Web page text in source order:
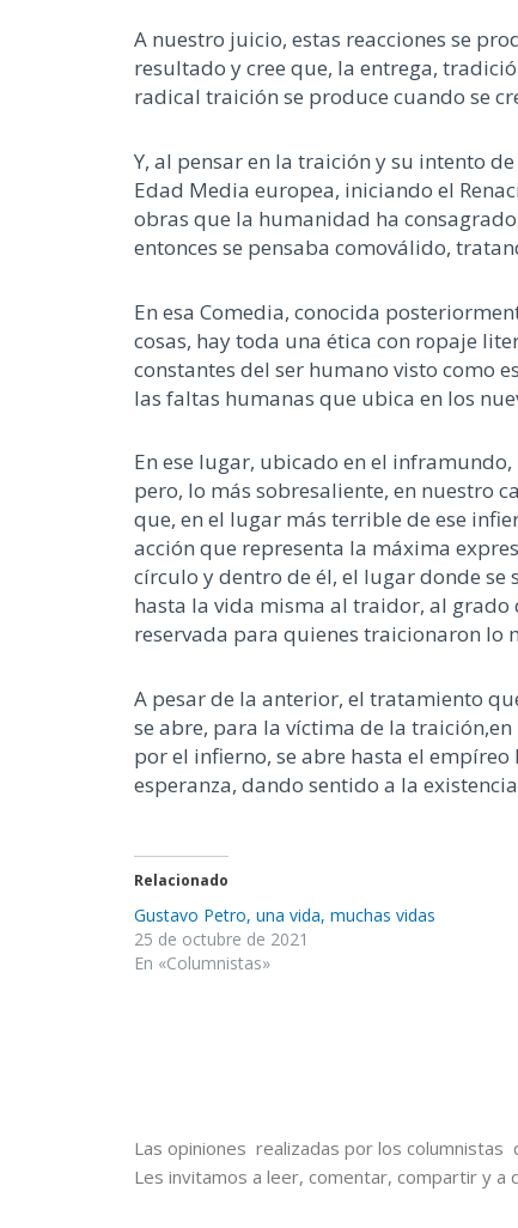
A nuestro juicio, estas reacciones se
resultado y cree que, la entrega,
radical traición se produce cuando se
Y, al pensar en la traición y su intento
Edad Media europea, iniciando el R
obras que la humanidad ha
entonces se pensaba comoválido,
En esa Comedia, conocida
cosas, hay toda una ética con ropaje
constantes del ser humano visto como
las faltas humanas que ubica en los
En ese lugar, ubicado en el inframundo,
pero, lo más sobresaliente, en nuestro
que, en el lugar más terrible de ese
acción que representa la máxima
círculo y dentro de él, el lugar donde se
hasta la vida misma al traidor, al grado
reservada para quienes traicionaron lo
A pesar de la anterior, el tratamiento
se abre, para la víctima de la traición,en
por el infierno, se abre hasta el empíreo
esperanza, dando sentido a la existencia
Relacionado
Gustavo Petro, una vida, muchas vidas
25 de octubre de 2021
En «Columnistas»
Las opiniones realizadas por los
Les invitamos a leer, comentar, compartir y a